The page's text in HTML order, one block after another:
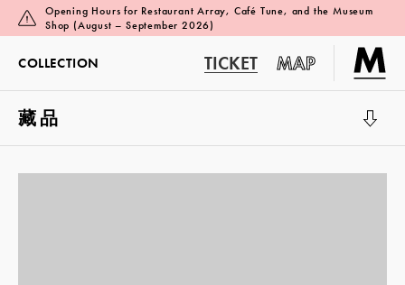
Opening Hours for Restaurant Array, Café Tune, and the Museum
Shop (August – September 2026)
COLLECTION TICKET MAP
藏品